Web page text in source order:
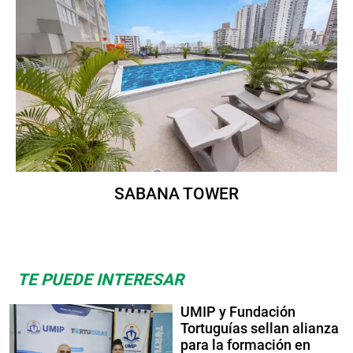
SABANA TOWER
TE PUEDE INTERESAR
UMIP y Fundación
Tortuguías sellan alianza
para la formación en